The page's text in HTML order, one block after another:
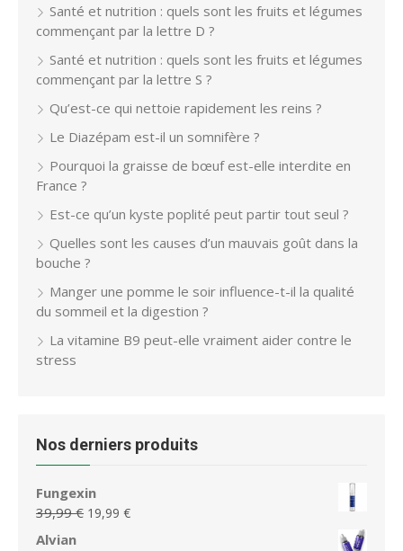
Santé et nutrition : quels sont les fruits et légumes
commençant par la lettre D ?
Santé et nutrition : quels sont les fruits et légumes
commençant par la lettre S ?
Qu’est-ce qui nettoie rapidement les reins ?
Le Diazépam est-il un somnifère ?
Pourquoi la graisse de bœuf est-elle interdite en
France ?
Est-ce qu’un kyste poplité peut partir tout seul ?
Quelles sont les causes d’un mauvais goût dans la
bouche ?
Manger une pomme le soir influence-t-il la qualité
du sommeil et la digestion ?
La vitamine B9 peut-elle vraiment aider contre le
stress
Nos derniers produits
Fungexin
39,99€ Le
19,99 €Le
Alvian